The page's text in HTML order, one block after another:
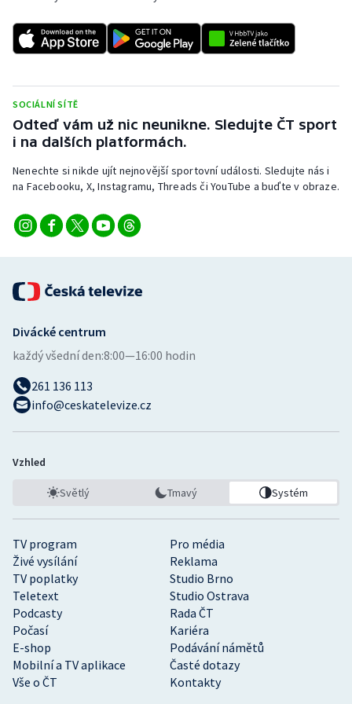
SOCIÁLNÍ SÍTĚ
Odteď vám už nic neunikne. Sledujte ČT sport
i na dalších platformách.
Nenechte si nikde ujít nejnovější sportovní události. Sledujte nás i
na Facebooku, X, Instagramu, Threads či YouTube a buďte v obraze.
TV program
Pro média
Živé vysílání
Reklama
TV poplatky
Studio Brno
Teletext
Studio Ostrava
Podcasty
Rada ČT
Počasí
Kariéra
E-shop
Podávání námětů
Mobilní a TV aplikace
Časté dotazy
Vše o ČT
Kontakty
Divácké centrum
každý všední den:8:00—16:00 hodin
261 136 113
info@ceskatelevize.cz
Vzhled
Světlý Tmavý Systém